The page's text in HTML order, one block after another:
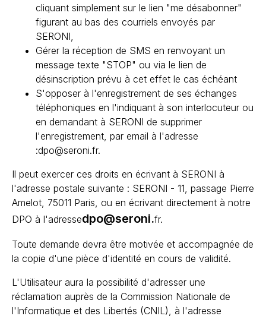
cliquant simplement sur le lien "me désabonner"
figurant au bas des courriels envoyés par
SERONI,
Gérer la réception de SMS en renvoyant un
message texte "STOP" ou via le lien de
désinscription prévu à cet effet le cas échéant
S'opposer à l'enregistrement de ses échanges
téléphoniques en l'indiquant à son interlocuteur ou
en demandant à SERONI de supprimer
l'enregistrement, par email à l'adresse
:dpo@seroni.fr.
Il peut exercer ces droits en écrivant à SERONI à
l'adresse postale suivante : SERONI - 11, passage Pierre
Amelot, 75011 Paris, ou en écrivant directement à notre
DPO à l'adressedpo@seroni.fr.
Toute demande devra être motivée et accompagnée de
la copie d'une pièce d'identité en cours de validité.
L'Utilisateur aura la possibilité d'adresser une
réclamation auprès de la Commission Nationale de
l'Informatique et des Libertés (CNIL), à l'adresse